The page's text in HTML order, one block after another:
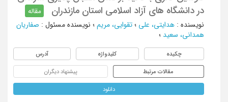
در دانشگاه های آزاد اسلامی استان مازندران
مقاله
نویسنده : هدایتی، علی ؛ تقوایی، مریم ؛ نویسنده مسئول : صفاریان
همدانی، سعید ؛
چکیده کلیدواژه آدرس
مقالات مرتبط پیشنهاد دیگران
دانلود